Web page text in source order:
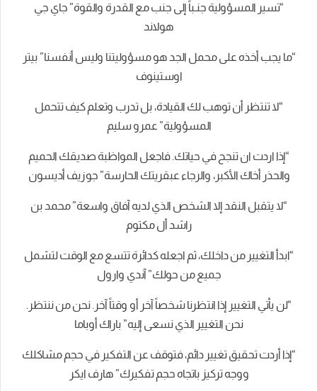
“تسير المسؤولية جنـباً إلى جنب مع القدرة والقوة” جاي جي
هولاند
“ما يجب أخذه على محمل الجد هو مسؤوليتنا وليس أنفسنا” بيتر
اوستينوف
“لا تنتظر أن توهب لك القيادة، بل تدرب وتعلم كيف تتحمل
المسؤولية” عمرو سليم
“إذا اردت ان تنجح في حياتك. فاجعل المواظبة صديقك الحميم
والحذر أخاك الأكبر، والرجاء عبقريتك الحارسة” جوزيف أديسون
“لا يتقبل النقد إلا الشخص الذي لديه آفاق واسعة” محمد بن
راشد أل مكتوم
“ابدأ التغيير من داخلك، ثم اجعله كدائرة تتسع مع الوقت لتشمل
جميع من حولك” آندي وارول
“لن يأتي التغيير إذا انتظرنا شخصاً آخر أو وقتاً آخر. نحن من ننتظر.
نحن التغيير الذي نسعى إليه” باراك أوباما
“إذا أردت تحقيق تغيير دائم، فتوقف عن التفكير في حجم مشاكلك
ووجه تركيز باتجاه حجم تفكيرك” هارف ايكر